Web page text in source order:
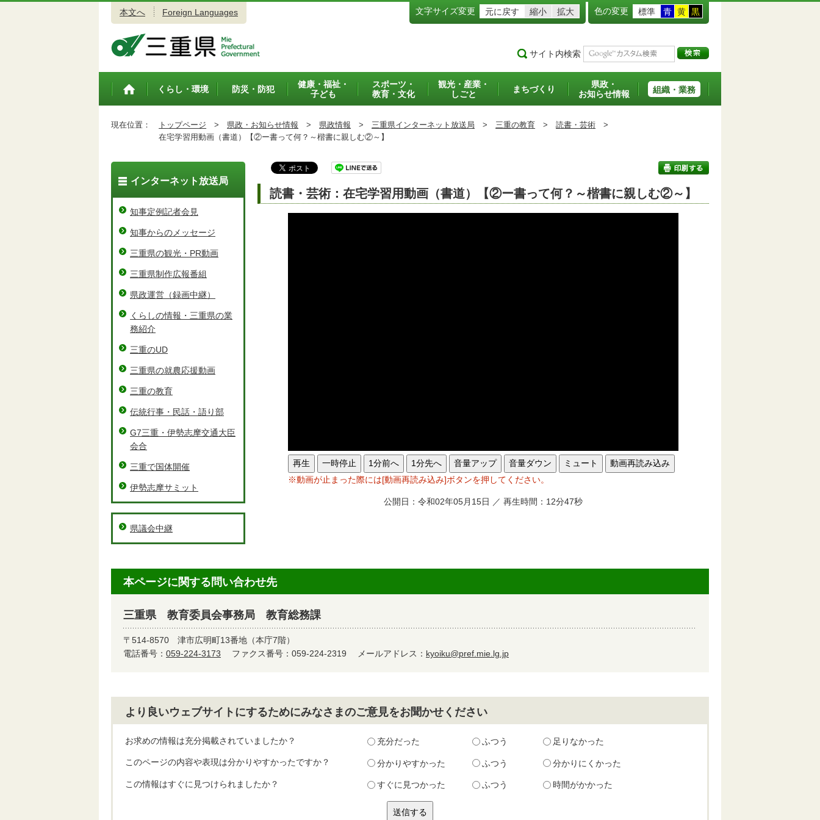
本文へ Foreign Languages 文字サイズ変更 元に戻す 縮小 拡大 色の変更 標準 青 黄 黒
サイト内検索
トップペ
くらし・環境 防災・防犯
健康・福祉・
子ども
スポーツ・
教育・文化
観光・産業・
しごと
まちづくり
県政・
お知らせ情報
組織・業務
現在位置： トップページ > 県政・お知らせ情報 > 県政情報 > 三重県インターネット放送局 > 三重の教育 > 読書・芸術 >
在宅学習用動画（書道）【②ー書って何？～楷書に親しむ②～】
読書・芸術：在宅学習用動画（書道）【②ー書って何？～楷書に親しむ②～】
再生 一時停止 1分前へ 1分先へ 音量アップ 音量ダウン ミュート
動画再読み込み
※動画が止まった際には[動画再読み込み]ボタンを押してください。
公開日：令和02年05月15日 ／ 再生時間：12分47秒
インターネット放送局
知事定例記者会見
知事からのメッセージ
三重県の観光・PR動画
三重県制作広報番組
県政運営（録画中継）
くらしの情報・三重県の業
務紹介
三重のUD
三重県の就農応援動画
三重の教育
伝統行事・民話・語り部
G7三重・伊勢志摩交通大臣
会合
三重で国体開催
伊勢志摩サミット
県議会中継
本ページに関する問い合わせ先
三重県 教育委員会事務局 教育総務課
〒514-8570 津市広明町13番地（本庁7階）
電話番号： 059-224-3173 ファクス番号：059-224-2319 メールアドレス： kyoiku@pref.mie.lg.jp
より良いウェブサイトにするためにみなさまのご意見をお聞かせください
お求めの情報は充分掲載されていましたか？ 充分だった ふつう 足りなかった
このページの内容や表現は分かりやすかったですか？ 分かりやすかった ふつう 分かりにくかった
この情報はすぐに見つけられましたか？ すぐに見つかった ふつう 時間がかかった